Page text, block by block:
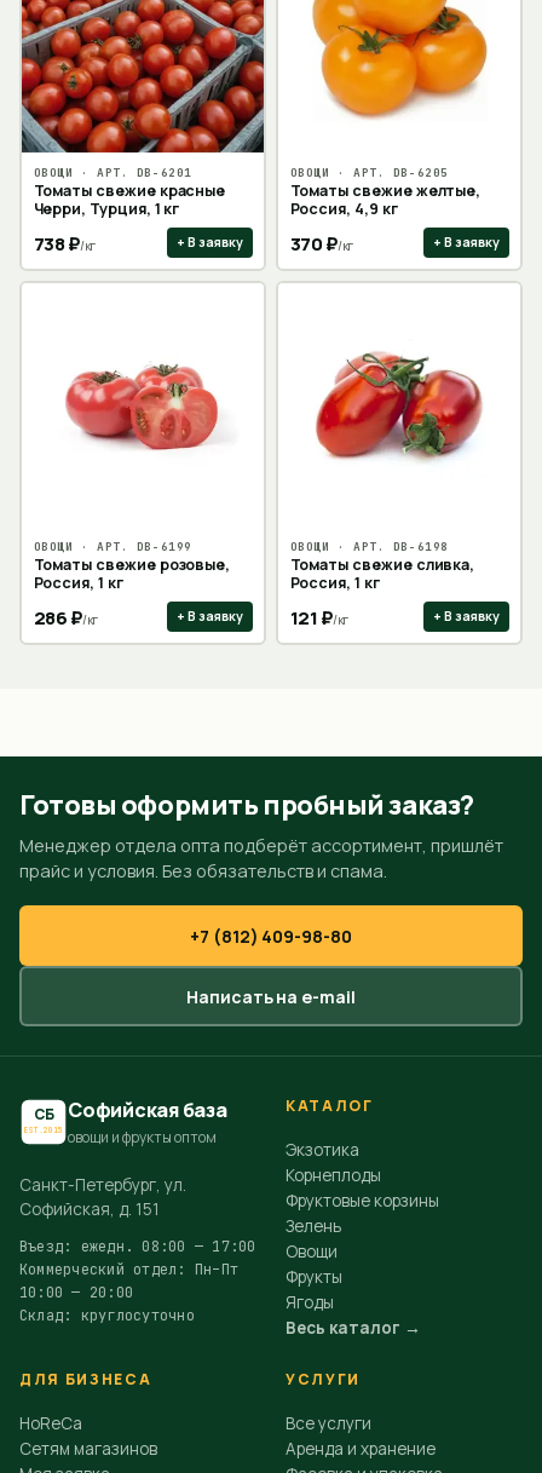
ОВОЩИ · АРТ. DB-6201
Томаты свежие красные
Черри, Турция, 1 кг
738₽/кг + В заявку
ОВОЩИ · АРТ. DB-6205
Томаты свежие желтые,
Россия, 4,9 кг
370₽/кг + В заявку
ОВОЩИ · АРТ. DB-6199
Томаты свежие розовые,
Россия, 1 кг
286₽/кг + В заявку
ОВОЩИ · АРТ. DB-6198
Томаты свежие сливка,
Россия, 1 кг
121₽/кг + В заявку
Готовы оформить пробный заказ?
Менеджер отдела опта подберёт ассортимент, пришлёт
прайс и условия. Без обязательств и спама.
+7 (812) 409-98-80
Написать на e-mail
СБ
EST.2015
Софийская база
овощи и фрукты оптом
Санкт-Петербург, ул.
Софийская, д. 151
Въезд: ежедн. 08:00 — 17:00
Коммерческий отдел: Пн–Пт
10:00 — 20:00
Склад: круглосуточно
КАТАЛОГ
Экзотика
Корнеплоды
Фруктовые корзины
Зелень
Овощи
Фрукты
Ягоды
Весь каталог →
ДЛЯ БИЗНЕСА
HoReCa
Сетям магазинов
УСЛУГИ
Все услуги
Аренда и хранение